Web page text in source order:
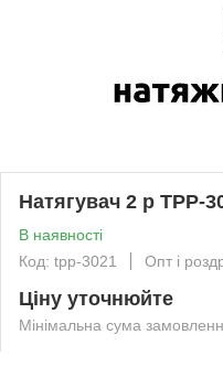
Натягувач 2 р TPP-
В наявності
Код: tpp-3021
Опт і
Ціну уточнюйте
Мінімальна сума